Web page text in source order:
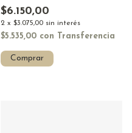
$6.150,00
2 x $3.075,00 sin interés
$5.535,00 con Transferencia
Comprar